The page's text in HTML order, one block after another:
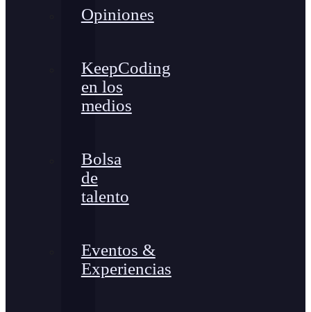
Opiniones
KeepCoding
en los
medios
Bolsa
de
talento
Eventos &
Experiencias